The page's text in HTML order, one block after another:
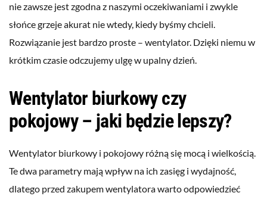
nie zawsze jest zgodna z naszymi oczekiwaniami i zwykle
słońce grzeje akurat nie wtedy, kiedy byśmy chcieli.
Rozwiązanie jest bardzo proste – wentylator. Dzięki niemu w
krótkim czasie odczujemy ulgę w upalny dzień.
Wentylator biurkowy czy
pokojowy – jaki będzie lepszy?
Wentylator biurkowy i pokojowy różną się mocą i wielkością.
Te dwa parametry mają wpływ na ich zasięg i wydajność,
dlatego przed zakupem wentylatora warto odpowiedzieć